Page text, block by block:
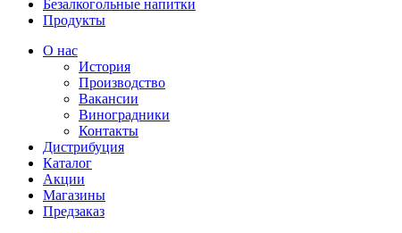
Безалкогольные напитки
Продукты
О нас
История
Производство
Вакансии
Виноградники
Контакты
Дистрибуция
Каталог
Акции
Магазины
Предзаказ